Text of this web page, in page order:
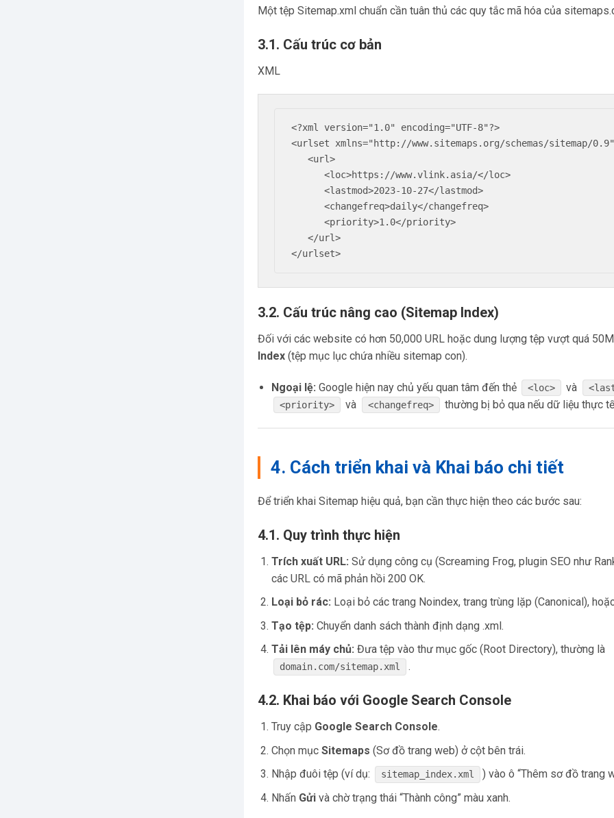
Một tệp Sitemap.xml chuẩn cần tuân thủ các quy tắc mã hóa của
3.1. Cấu trúc cơ bản
XML
<?xml version="1.0" encoding="UTF-8"?>
<urlset xmlns="http://www.sitemaps.org/schemas/sitemap/
   <url>
      <loc>https://www.vlink.asia/</loc>
      <lastmod>2023-10-27</lastmod>
      <changefreq>daily</changefreq>
      <priority>1.0</priority>
   </url>
3.2. Cấu trúc nâng cao (Sitemap Index)
Đối với các website có hơn 50,000 URL hoặc dung lượng tệp vượt quá
Index(tệp mục lục chứa nhiều sitemap con).
Ngoại lệ: Google hiện nay chủ yếu quan tâm đến thẻ <loc> và
<priority> và <changefreq> thường bị bỏ qua nếu dữ liệu thực
4. Cách triển khai và Khai báo chi tiết
Để triển khai Sitemap hiệu quả, bạn cần thực hiện theo các bước sau:
4.1. Quy trình thực hiện
Trích xuất URL: Sử dụng công cụ (Screaming Frog, plugin SEO như
các URL có mã phản hồi 200 OK.
Loại bỏ rác: Loại bỏ các trang Noindex, trang trùng lặp (Canonical),
Tạo tệp: Chuyển danh sách thành định dạng .xml.
Tải lên máy chủ: Đưa tệp vào thư mục gốc (Root Directory), thường là
domain.com/sitemap.xml .
4.2. Khai báo với Google Search Console
Truy cập Google Search Console.
Chọn mục Sitemaps (Sơ đồ trang web) ở cột bên trái.
Nhập đuôi tệp (ví dụ:
sitemap_index.xml
) vào ô “Thêm sơ đồ trang
Nhấn Gửivà chờ trạng thái “Thành công” màu xanh.